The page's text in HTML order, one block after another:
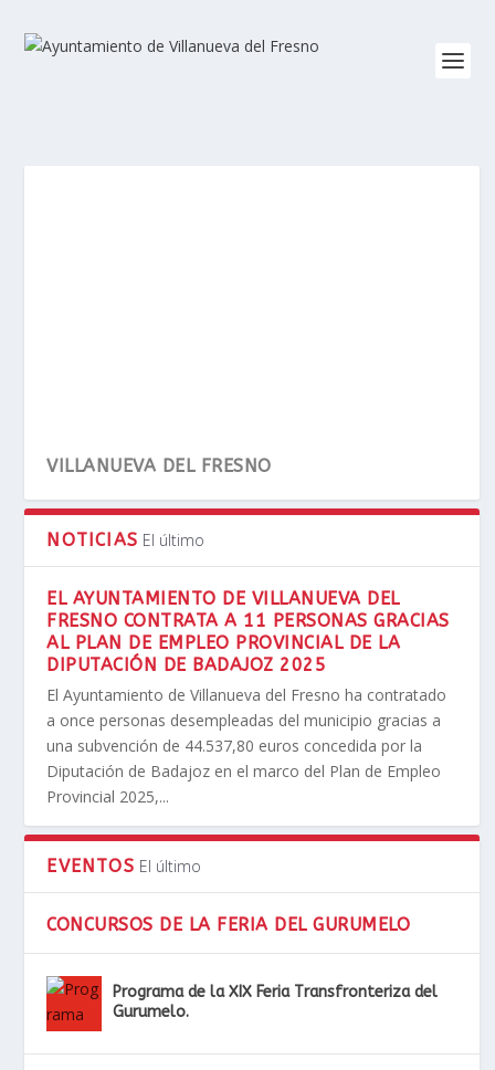
VILLANUEVA DEL FRESNO
NOTICIAS El último
EL AYUNTAMIENTO DE VILLANUEVA DEL
FRESNO CONTRATA A 11 PERSONAS GRACIAS
AL PLAN DE EMPLEO PROVINCIAL DE LA
DIPUTACIÓN DE BADAJOZ 2025
El Ayuntamiento de Villanueva del Fresno ha contratado
a once personas desempleadas del municipio gracias a
una subvención de 44.537,80 euros concedida por la
Diputación de Badajoz en el marco del Plan de Empleo
Provincial 2025,...
EVENTOS El último
CONCURSOS DE LA FERIA DEL GURUMELO
Programa de la XIX Feria Transfronteriza del
Gurumelo.